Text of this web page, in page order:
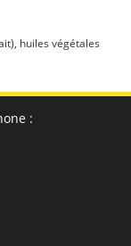
huiles végétales
: